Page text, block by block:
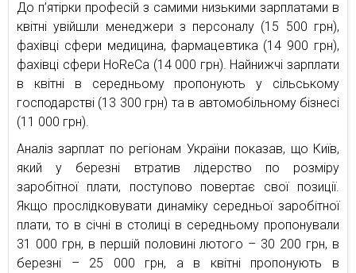
До п’ятірки професій з самими низькими зарплатами в
квітні увійшли менеджери з персоналу (15 500 грн),
фахівці сфери медицина, фармацевтика (14 900 грн),
фахівці сфери HoReCa (14 000 грн). Найнижчі зарплати
в квітні в середньому пропонують у сільському
господарстві (13 300 грн) та в автомобільному бізнесі
(11 000 грн).
Аналіз зарплат по регіонам України показав, що Київ,
який у березні втратив лідерство по розміру
заробітної плати, поступово повертає свої позиції.
Якщо прослідковувати динаміку середньої заробітної
плати, то в січні в столиці в середньому пропонували
31 000 грн, в першій половині лютого – 30 200 грн, в
березні – 25 000 грн, а в квітні пропонують в